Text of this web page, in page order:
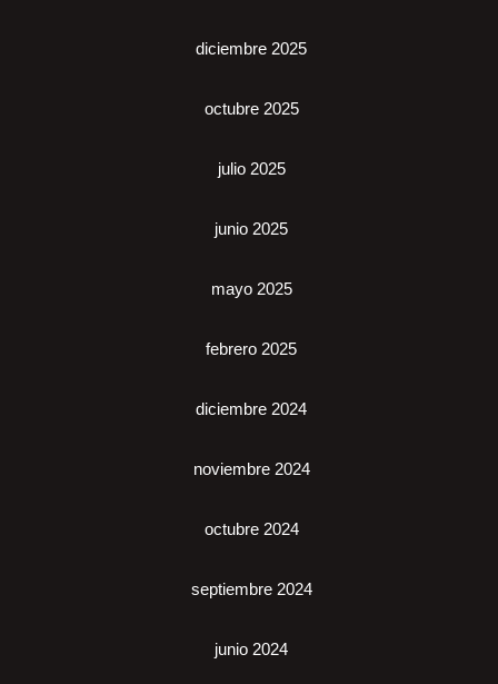
diciembre 2025
octubre 2025
julio 2025
junio 2025
mayo 2025
febrero 2025
diciembre 2024
noviembre 2024
octubre 2024
septiembre 2024
junio 2024